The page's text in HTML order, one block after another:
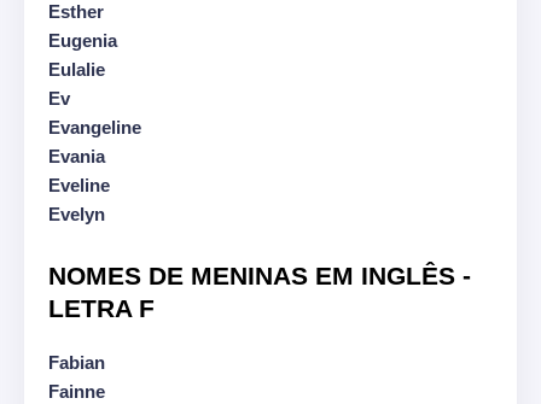
Esther
Eugenia
Eulalie
Ev
Evangeline
Evania
Eveline
Evelyn
NOMES DE MENINAS EM INGLÊS -
LETRA F
Fabian
Fainne